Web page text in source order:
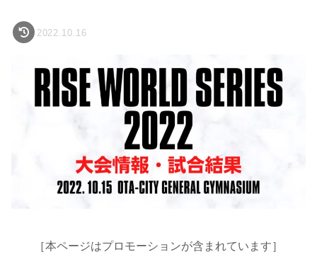
2022.10.16
［本ページはプロモーションが含まれています］